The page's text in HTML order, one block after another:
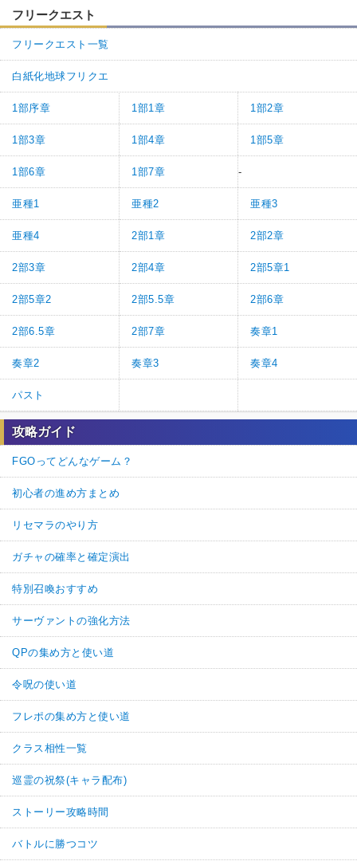
フリークエスト
フリークエスト一覧
白紙化地球フリクエ
1部序章 1部1章 1部2章
1部3章 1部4章 1部5章
1部6章 1部7章 -
亜種1 亜種2 亜種3
亜種4 2部1章 2部2章
2部3章 2部4章 2部5章1
2部5章2 2部5.5章 2部6章
2部6.5章 2部7章 奏章1
奏章2 奏章3 奏章4
パスト
攻略ガイド
FGOってどんなゲーム？
初心者の進め方まとめ
リセマラのやり方
ガチャの確率と確定演出
特別召喚おすすめ
サーヴァントの強化方法
QPの集め方と使い道
令呪の使い道
フレポの集め方と使い道
クラス相性一覧
巡霊の祝祭(キャラ配布)
ストーリー攻略時間
バトルに勝つコツ